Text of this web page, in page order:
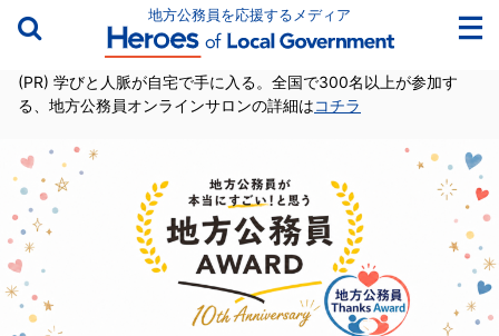
地方公務員を応援するメディア
(PR) 学びと人脈が自宅で手に入る。全国で300名以上が参加す
る、地方公務員オンラインサロンの詳細はコチラ